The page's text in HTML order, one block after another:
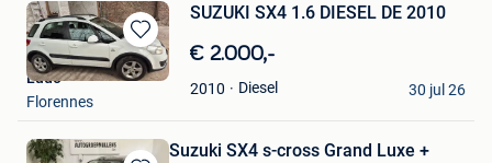
Bewaren
in
SUZUKI SX4 1.6 DIESEL DE 2010
€ 2.000,-
2010 Diesel
Ludo
Florennes
30 jul 26
Suzuki SX4 s-cross Grand Luxe +